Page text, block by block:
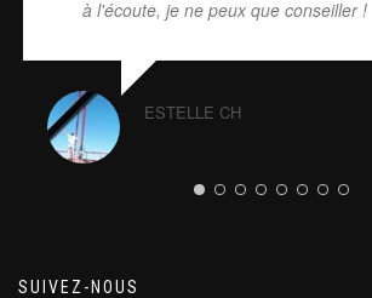
à l'écoute, je ne peux que conseiller !
ESTELLE CH
SUIVEZ-NOUS